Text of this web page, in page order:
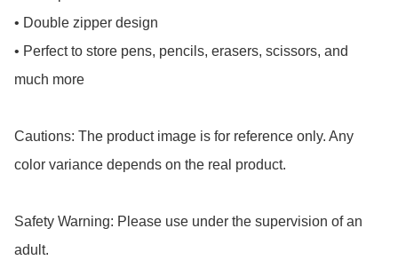
• Double zipper design
• Perfect to store pens, pencils, erasers, scissors, and
much more
Cautions: The product image is for reference only. Any
color variance depends on the real product.
Safety Warning: Please use under the supervision of an
adult.